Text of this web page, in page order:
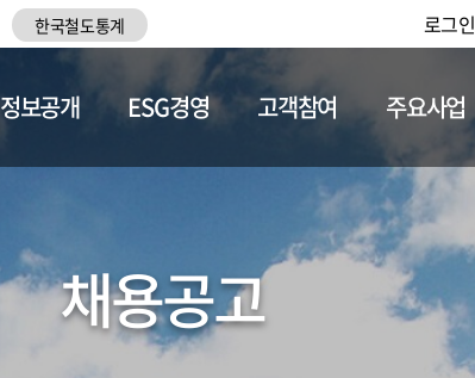
한국철도통계 로그인
채용정보
정보공개 ESG경영 고객참여 주요사업
채용공고